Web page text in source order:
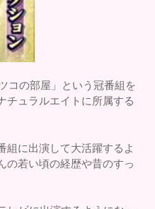
コの部屋」という冠番組を
チュラルエイトに所属する
組に出演して大活躍するよ
の若い頃の経歴や昔のすっ